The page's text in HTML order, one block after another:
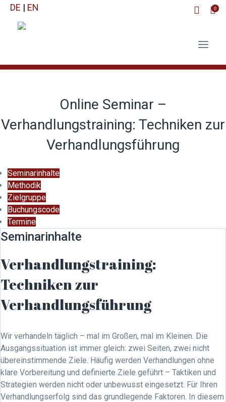
DE | EN 0
Online Seminar –
Verhandlungstraining: Techniken zur
Verhandlungsführung
Seminarinhalte
Methodik
Zielgruppe
Buchungscode
Termine
Seminarinhalte
Verhandlungstraining:
Techniken zur
Verhandlungsführung
Wir verhandeln täglich – mal im Großen, mal im Kleinen. Die
Ausgangssituation ist immer gleich: zwei Seiten, zwei nicht
übereinstimmende Ziele. Häufig werden Verhandlungen ohne
klare Vorbereitung und definierte Ziele geführt – Taktiken und
Strategien werden nicht oder unbewusst eingesetzt. Für Ihren
Verhandlungserfolg sind das grundlegende Faktoren. In diesem